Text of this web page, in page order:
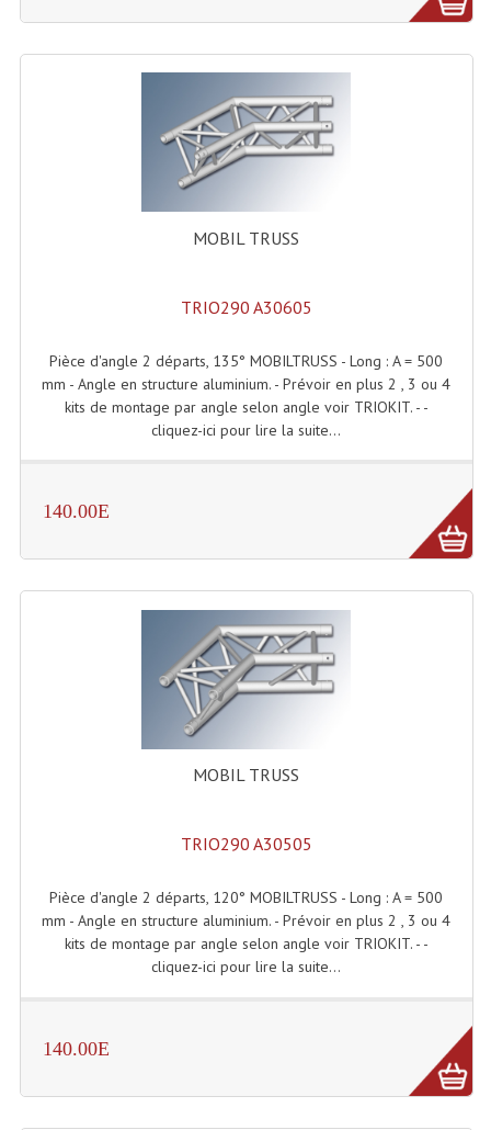
Lecteurs Audio & Sources
Platines Disque Vinyles
Lecteurs Cd À Plats
Lecteurs Cd À Plats Lecteur MP3
Lecteurs Double Cd MP3
Minidisc
Digital Package Et Logiciel
Microphones Scène Et Studio
Microphones Filaires
Micro Sans Fil HF VHF 200MHZ
Micros De Studio
Microphones De Surface
Multi-Effets, Reverbes Etc...
Peripheriques Traitements Et Accessoires
MOBIL TRUSS
TRIO290 A30605
Pièce d'angle 2 départs, 135° MOBILTRUSS - Long : A = 500
mm - Angle en structure aluminium. - Prévoir en plus 2 , 3 ou 4
kits de montage par angle selon angle voir TRIOKIT. - -
cliquez-ici pour lire la suite...
140.00E
MOBIL TRUSS
TRIO290 A30505
Pièce d'angle 2 départs, 120° MOBILTRUSS - Long : A = 500
mm - Angle en structure aluminium. - Prévoir en plus 2 , 3 ou 4
kits de montage par angle selon angle voir TRIOKIT. - -
cliquez-ici pour lire la suite...
140.00E